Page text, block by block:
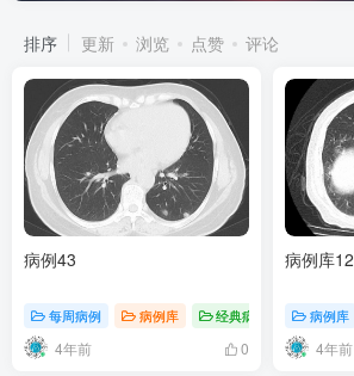
排序 更新 浏览 点赞 评论
病例43
每周病例 病例库 经典病例
4年前 0
病例库12
病例库
4年前